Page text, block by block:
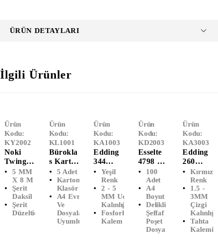
ÜRÜN DETAYLARI
İlgili Ürünler
Ürün
Kodu:
KY2002
Noki
Twingo
Şerit
Silici (5
MM X 8
M)
5 MM
X 8 M
Şerit
Daksil
Şerit
Düzeltici
Ürün
Kodu:
KL1001
Bürokla
S Karton
Klasör
Geniş
(5'Lİ)
5 Adet
Karton
Klasör
A4 Evrak
Ve
Dosyalarla
Uyumlu
Ürün
Kodu:
KA1003
Edding
344
Fosforlu
Kalem
(Yeşil)
Yeşil
Renk
2 - 5
MM Uç
Kalınlığı
Fosforlu
Kalem
Ürün
Kodu:
KD2003
Esselte
4798 A4
Eco
Delikli
Şeffaf
Poşet
Dosya
(100'LÜ
100
Adet
A4
Boyut
Delikli
Şeffaf
Poşet
Dosya
Ürün
Kodu:
KA3003
Edding
260
Yuvarla
K Uçlu
Beyaz
Tahta
Kalemi
(Kırmızı
Kırmızı
Renk
1.5 -
3MM
Çizgi
Kalınlığı
Tahta
Kalemi